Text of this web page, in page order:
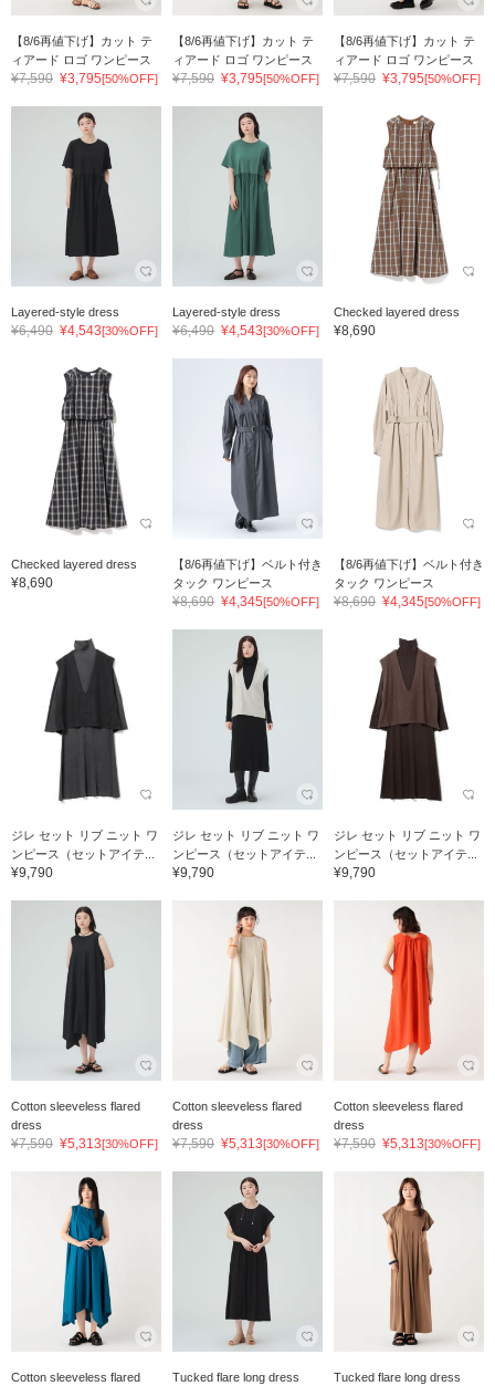
【8/6再値下げ】カット テ
ィアード ロゴ ワンピース
¥7,590 ¥3,795[50%OFF]
【8/6再値下げ】カット テ
ィアード ロゴ ワンピース
¥7,590 ¥3,795[50%OFF]
【8/6再値下げ】カット テ
ィアード ロゴ ワンピース
¥7,590 ¥3,795[50%OFF]
Layered-style dress
¥6,490 ¥4,543[30%OFF]
Layered-style dress
¥6,490 ¥4,543[30%OFF]
Checked layered dress
¥8,690
Checked layered dress
¥8,690
【8/6再値下げ】ベルト付き
タック ワンピース
¥8,690 ¥4,345[50%OFF]
【8/6再値下げ】ベルト付き
タック ワンピース
¥8,690 ¥4,345[50%OFF]
ジレ セット リブ ニット ワ
ンピース（セットアイテ...
¥9,790
ジレ セット リブ ニット ワ
ンピース（セットアイテ...
¥9,790
ジレ セット リブ ニット ワ
ンピース（セットアイテ...
¥9,790
Cotton sleeveless flared
dress
¥7,590 ¥5,313[30%OFF]
Cotton sleeveless flared
dress
¥7,590 ¥5,313[30%OFF]
Cotton sleeveless flared
dress
¥7,590 ¥5,313[30%OFF]
Cotton sleeveless flared
Tucked flare long dress Tucked flare long dress